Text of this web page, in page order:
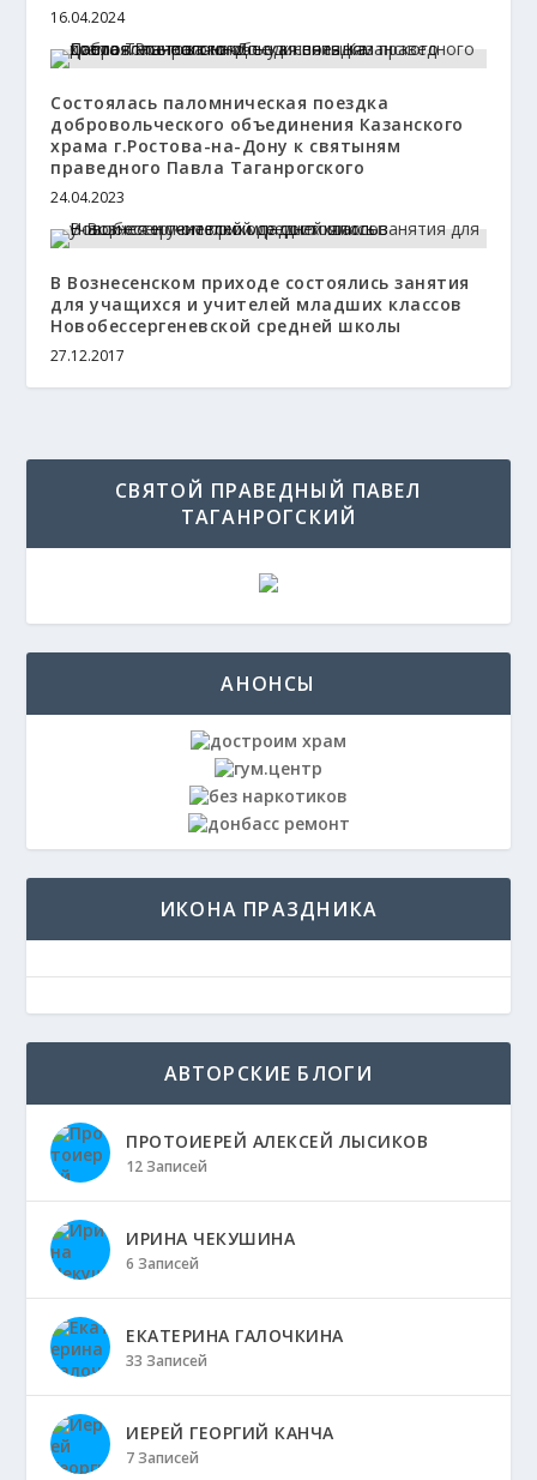
16.04.2024
Состоялась паломническая поездка
добровольческого объединения Казанского
храма г.Ростова-на-Дону к святыням
праведного Павла Таганрогского
24.04.2023
В Вознесенском приходе состоялись занятия
для учащихся и учителей младших классов
Новобессергеневской средней школы
27.12.2017
СВЯТОЙ ПРАВЕДНЫЙ ПАВЕЛ
ТАГАНРОГСКИЙ
АНОНСЫ
ИКОНА ПРАЗДНИКА
АВТОРСКИЕ БЛОГИ
ПРОТОИЕРЕЙ АЛЕКСЕЙ ЛЫСИКОВ
12 Записей
ИРИНА ЧЕКУШИНА
6 Записей
ЕКАТЕРИНА ГАЛОЧКИНА
33 Записей
ИЕРЕЙ ГЕОРГИЙ КАНЧА
7 Записей